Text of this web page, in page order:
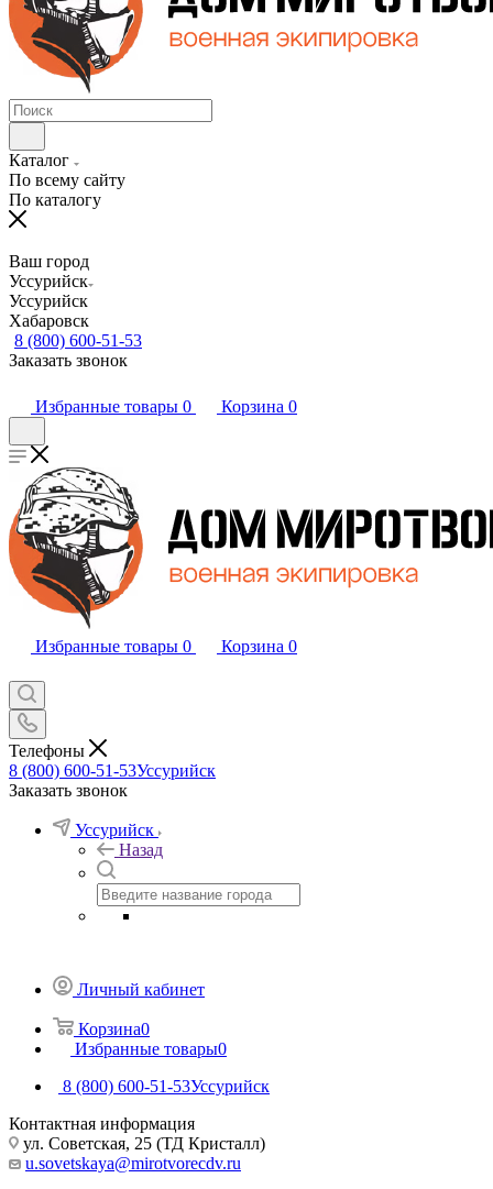
Каталог
По всему сайту
По каталогу
Ваш город
Уссурийск
Уссурийск
Хабаровск
8 (800) 600-51-53
Заказать звонок
Избранные товары 0 Корзина 0
Избранные товары 0 Корзина 0
Телефоны
8 (800) 600-51-53Уссурийск
Заказать звонок
Уссурийск
Назад
Личный кабинет
Корзина0
Избранные товары0
8 (800) 600-51-53Уссурийск
Контактная информация
ул. Советская, 25 (ТД Кристалл)
u.sovetskaya@mirotvorecdv.ru